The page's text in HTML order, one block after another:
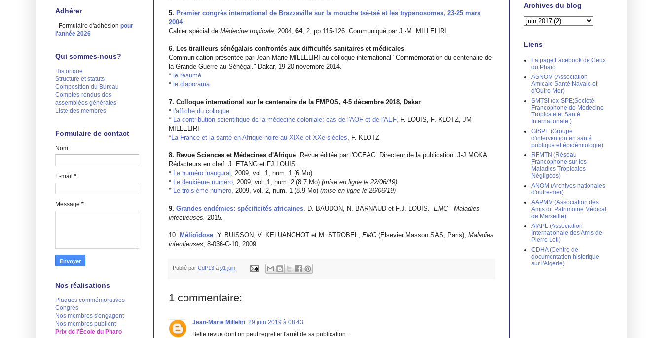
5. Premier congrès international de Brazzaville sur la mouche tsé-tsé et les trypanosomes, 23-25 mars
2004.
Cahier spécial de Médecine tropicale, 2004, 64, 2, pp 115-126. Communiqué par J.-M. MILLELIRI.
6. Les tirailleurs sénégalais confrontés aux difficultés sanitaires et médicales
Communication présentée par Jean-Marie MILLELIRI au colloque international "Commémoration du centenaire de
la Grande Guerre au Sénégal." Dakar, 19-20 novembre 2014.
* le résumé
* le diaporama
7. Colloque international sur le centenaire de la FMPOS, 4-5 décembre 2018, Dakar.
* l'affiche du colloque
* La contribution scientifique de la médecine coloniale: cas de l'AOF et de l'AEF, F. LOUIS, F. KLOTZ, JM
MILLELIRI
*La France et la santé en Afrique noire au XIXe et XXe siècles, F. KLOTZ
8. Revue Sciences et Médecines d'Afrique. Revue éditée par l'OCEAC. Directeur de la publication: J-J MOKA
Rédacteurs en chef: J. ETANG et FJ LOUIS.
* Le numéro inaugural , 2009, vol. 1, num. 1 (6 Mo)
* Le deuxième numéro, 2009, vol. 1, num. 2 (8.7 Mo) (mise en ligne le 22/06/19)
* Le troisième numéro, 2009, vol. 2, num. 1 (8.9 Mo) (mise en ligne le 26/06/19)
9. Grandes endémies: spécificités africaines. D. BAUDON, N. BARNAUD et F.J. LOUIS. EMC - Maladies
infectieuses. 2015.
10. Mélioïdose. Y. BUISSON, V. KELUANGHOT et M. STROBEL, EMC(Elsevier Masson SAS, Paris), Maladies
infectieuses, 8-036-C-10, 2009
Publié par CdP13 à 01 juin
1 commentaire:
Jean-Marie Milleliri 29 juin 2019 à 08:43
Belle revue dont on peut regretter l'arrêt de sa publication...
Adhérer
- Formulaire d'adhésion pour
l'année 2026
Qui sommes-nous?
Historique
Structure et statuts
Composition du Bureau
Comptes-rendus des
assemblées générales
Liste des membres
Formulaire de contact
Nom
E-mail *
Message *
Nos réalisations
Plaques commémoratives
Congrès
Nos membres s'engagent
Nos membres publient
Prix de l'École du Pharo
Archives du blog
Liens
La page Facebook de Ceux
du Pharo
ASNOM (Association
Amicale Santé Navale et
d'Outre-Mer)
SMTSI (ex-SPE;Société
Francophone de Médecine
Tropicale et Santé
Internationale )
GISPE (Groupe
d'intervention en santé
publique et épidémiologie)
RFMTN (Réseau
Francophone sur les
Maladies Tropicales
Négligées)
ANOM (Archives nationales
d'outre-mer)
AAPMM (Association des
Amis du Patrimoine Médical
de Marseille)
AIAPL (Association
Internationale des Amis de
Pierre Loti)
CDHA (Centre de
documentation historique
sur l'Algérie)